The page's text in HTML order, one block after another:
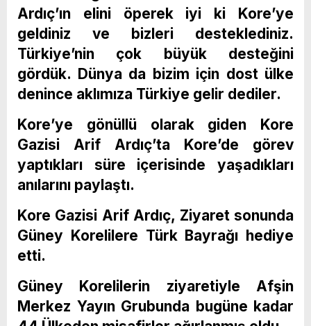
Ardıç’ın elini öperek iyi ki Kore’ye
geldiniz ve bizleri desteklediniz.
Türkiye’nin çok büyük desteğini
gördük. Dünya da bizim için dost ülke
denince aklımıza Türkiye gelir dediler.
Kore’ye gönüllü olarak giden Kore
Gazisi Arif Ardıç’ta Kore’de görev
yaptıkları süre içerisinde yaşadıkları
anılarını paylaştı.
Kore Gazisi Arif Ardıç, Ziyaret sonunda
Güney Korelilere Türk Bayrağı hediye
etti.
Güney Korelilerin ziyaretiyle Afşin
Merkez Yayın Grubunda bugüne kadar